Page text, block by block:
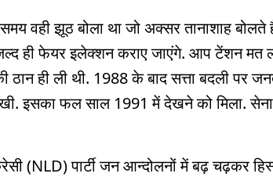
वही झूठ बोला था जो अक्सर तानाशाह
ही फेयर इलेक्शन कराए जाएंगे. आप टेंशन मत
ठान ही ली थी. 1988 के बाद सत्ता बदली पर
इसका फल साल 1991 में देखने को मिला.
(NLD) पार्टी जन आन्दोलनों में बढ़ चढ़कर